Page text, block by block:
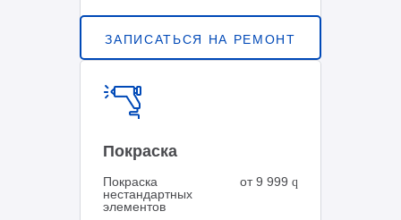
ЗАПИСАТЬСЯ НА РЕМОНТ
Покраска
Покраска
нестандартных
элементов
от 9 999 q